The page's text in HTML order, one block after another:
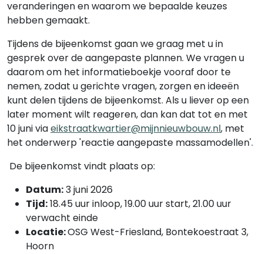
veranderingen en waarom we bepaalde keuzes
hebben gemaakt.
Tijdens de bijeenkomst gaan we graag met u in
gesprek over de aangepaste plannen. We vragen u
daarom om het informatieboekje vooraf door te
nemen, zodat u gerichte vragen, zorgen en ideeën
kunt delen tijdens de bijeenkomst. Als u liever op een
later moment wilt reageren, dan kan dat tot en met
10 juni viaeikstraatkwartier@mijnnieuwbouw.nl, met
het onderwerp 'reactie aangepaste massamodellen'.
De bijeenkomst vindt plaats op:
Datum:3 juni 2026
Tijd:18.45 uur inloop, 19.00 uur start, 21.00 uur
verwacht einde
Locatie:OSG West-Friesland, Bontekoestraat 3,
Hoorn